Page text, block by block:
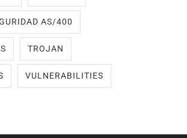
AS/400
TROJAN
VULNERABILITIES